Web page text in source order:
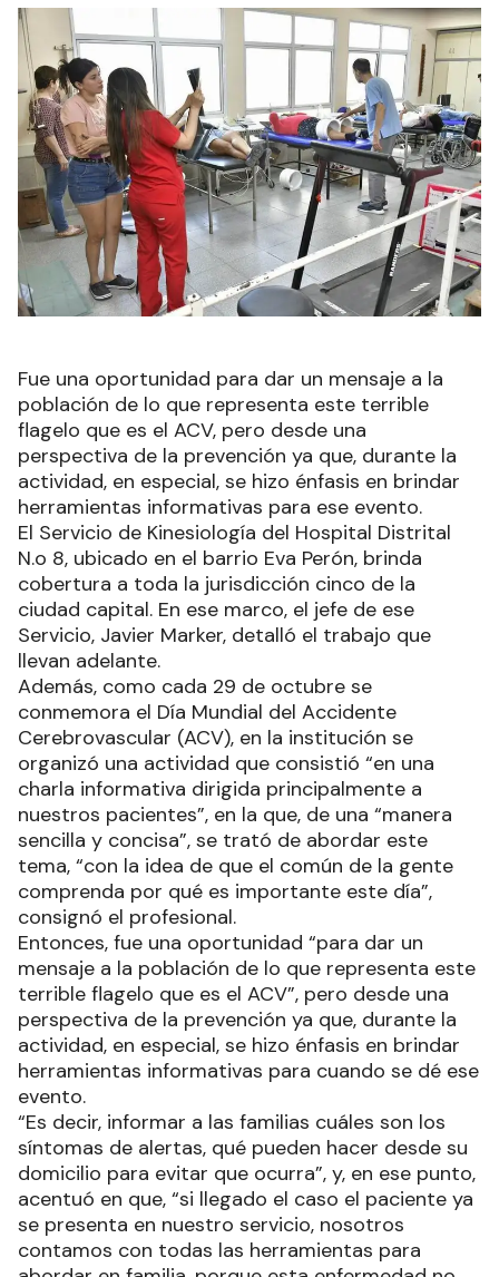
Fue una oportunidad para dar un mensaje a la
población de lo que representa este terrible
flagelo que es el ACV, pero desde una
perspectiva de la prevención ya que, durante la
actividad, en especial, se hizo énfasis en brindar
herramientas informativas para ese evento.
El Servicio de Kinesiología del Hospital Distrital
N.o 8, ubicado en el barrio Eva Perón, brinda
cobertura a toda la jurisdicción cinco de la
ciudad capital. En ese marco, el jefe de ese
Servicio, Javier Marker, detalló el trabajo que
llevan adelante.
Además, como cada 29 de octubre se
conmemora el Día Mundial del Accidente
Cerebrovascular (ACV), en la institución se
organizó una actividad que consistió “en una
charla informativa dirigida principalmente a
nuestros pacientes”, en la que, de una “manera
sencilla y concisa”, se trató de abordar este
tema, “con la idea de que el común de la gente
comprenda por qué es importante este día”,
consignó el profesional.
Entonces, fue una oportunidad “para dar un
mensaje a la población de lo que representa este
terrible flagelo que es el ACV”, pero desde una
perspectiva de la prevención ya que, durante la
actividad, en especial, se hizo énfasis en brindar
herramientas informativas para cuando se dé ese
evento.
“Es decir, informar a las familias cuáles son los
síntomas de alertas, qué pueden hacer desde su
domicilio para evitar que ocurra”, y, en ese punto,
acentuó en que, “si llegado el caso el paciente ya
se presenta en nuestro servicio, nosotros
contamos con todas las herramientas para